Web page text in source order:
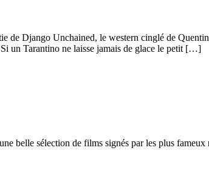
de Django Unchained, le western cinglé de
un Tarantino ne laisse jamais de glace le petit […]
belle sélection de films signés par les plus